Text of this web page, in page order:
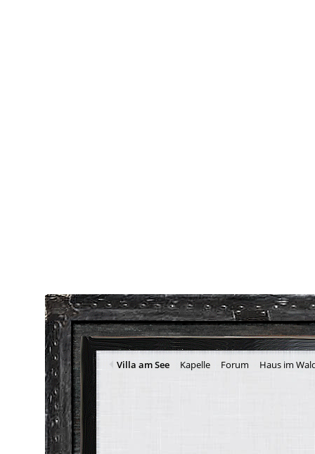
Villa am See Kapelle Forum Haus im